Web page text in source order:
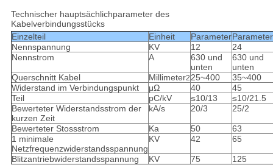
Technischer hauptsächlichparameter des
Kabelverbindungsstücks
Einzelteil
Einheit ParameterParameter
Nennspannung
KV 12
24
Nennstrom
A
630 und
unten
630 und
unten
Querschnitt Kabel
Millimeter225~400
35~400
Widerstand im Verbindungspunkt
μΩ 40
45
Teil
pC/kV ≤10/13
≤10/21.5
Bewerteter Widerstandsstrom der
kurzen Zeit
kA/s 20/3 25/2
Bewerteter Stossstrom Ka 50
63
1 minimale
Netzfrequenzwiderstandsspannung
KV 42 65
Blitzantriebwiderstandsspannung KV 75 125